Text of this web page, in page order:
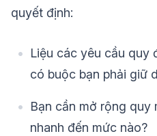
quyết định:
Liệu các yêu cầu quy
có buộc bạn phải giữ
Bạn cần mở rộng quy
nhanh đến mức nào?